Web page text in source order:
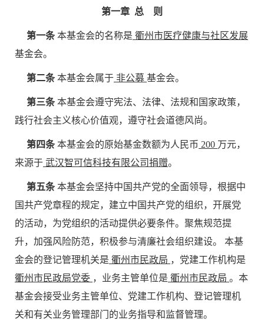
第一章 总 则
第一条本基金会的名称是 衢州市医疗健康与社区发展
基金会。
第二条本基金会属于 非公募 基金会。
第三条本基金会遵守宪法、法律、法规和国家政策，
践行社会主义核心价值观，遵守社会道德风尚。
第四条本基金会的原始基金数额为人民币 200 万元，
来源于 武汉智可信科技有限公司捐赠。
第五条本基金会坚持中国共产党的全面领导，根据中
国共产党章程的规定，建立中国共产党的组织，开展党
的活动，为党组织的活动提供必要条件。聚焦规范提
升，加强风险防范，积极参与清廉社会组织建设。 本基
金会的登记管理机关是 衢州市民政局 ，党建工作机构是
衢州市民政局党委 ，业务主管单位是 衢州市民政局 。本
基金会接受业务主管单位、党建工作机构、登记管理机
关和有关业务管理部门的业务指导和监督管理。